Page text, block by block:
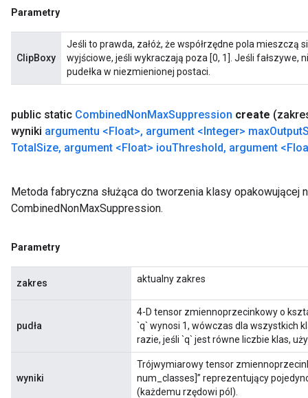
Parametry
ClipBoxy
Jeśli to prawda, załóż, że współrzędne pola mieszczą
wyjściowe, jeśli wykraczają poza [0, 1]. Jeśli fałszywe,
pudełka w niezmienionej postaci.
public static CombinedNonMaxSuppression create
wyniki argumentu <Float>, argument <Integer> maxOutput
TotalSize, argument <Float> iouThreshold, argument
Metoda fabryczna służąca do tworzenia klasy opakowującej
CombinedNonMaxSuppression.
Parametry
zakres aktualny zakres
pudła
4-D tensor zmiennoprzecinkowy o
`q` wynosi 1, wówczas dla wszystkich
razie, jeśli `q` jest równe liczbie klas,
wyniki
Trójwymiarowy tensor
num_classes]” reprezentujący
(każdemu rzędowi pól).